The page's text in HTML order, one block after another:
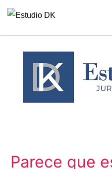
Parece que